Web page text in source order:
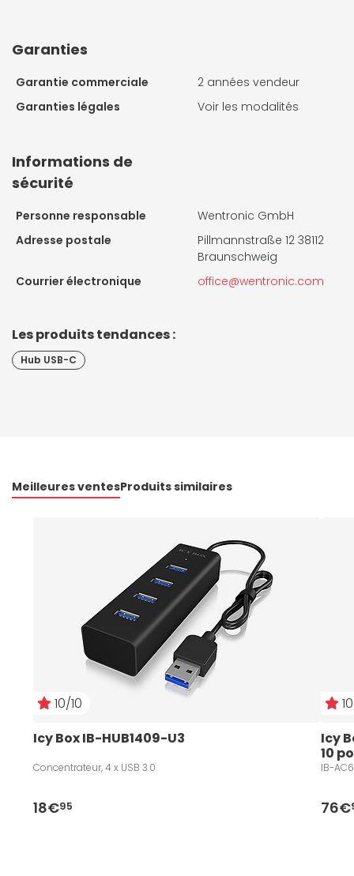
Garanties
Garantie commerciale
2 années vendeur
Garanties légales
Voir les modalités
Informations de
sécurité
Personne responsable
Wentronic GmbH
Adresse postale
Pillmannstraße 12 38112
Braunschweig
Courrier électronique
office@wentronic.com
Les produits tendances :
Hub USB-C
Meilleures ventesProduits similaires
10/10
Icy Box IB-HUB1409-U3
Concentrateur, 4 x USB 3.0
18€95
Icy
10
IB-
76€